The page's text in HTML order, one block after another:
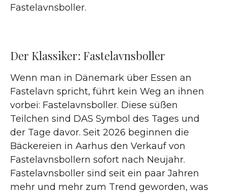
Fastelavnsboller.
Der Klassiker: Fastelavnsboller
Wenn man in Dänemark über Essen an
Fastelavn spricht, führt kein Weg an ihnen
vorbei: Fastelavnsboller. Diese süßen
Teilchen sind DAS Symbol des Tages und
der Tage davor. Seit 2026 beginnen die
Bäckereien in Aarhus den Verkauf von
Fastelavnsbollern sofort nach Neujahr.
Fastelavnsboller sind seit ein paar Jahren
mehr und mehr zum Trend geworden, was